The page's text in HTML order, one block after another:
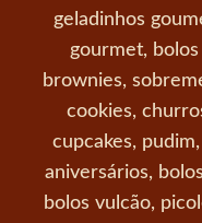
geladinhos
gourmet,
brownies,
cookies,
cupcakes,
aniversários,
bolos vulcão,